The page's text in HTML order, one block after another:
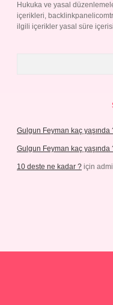
Hukuka ve yasal
içerikleri,
ilgili içerikler yasal süre
Gulgun Feyman kaç yaşında
Gulgun Feyman kaç yaşında
10 deste ne kadar ? için